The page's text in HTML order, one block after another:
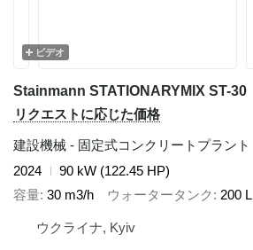
ビデオ
Stainmann STATIONARYMIX ST-30
リクエストに応じた価格
建設機械 - 固定式コンクリートプラント
2024
90 kW (122.45 HP)
容量 30 m3/h ウォータータンク 200 L
ウクライナ, Kyiv